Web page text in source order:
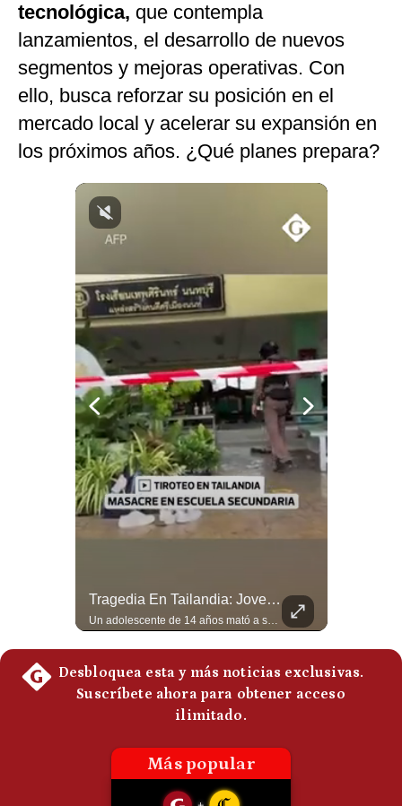
Podcast
Videos
Fotogalerías
Condiciones
Privacidad
Preguntas
Frecuentes
tecnológica, que contempla
lanzamientos, el desarrollo de nuevos
segmentos y mejoras operativas. Con
ello, busca reforzar su posición en el
mercado local y acelerar su expansión en
los próximos años. ¿Qué planes prepara?
Tragedia En Tailandia: Joven De 14 Años Ataca A Su Familia Y Colegio | Gestión Mundo
Un adolescente de 14 años mató a sus abuelos y luego atacó su colegio de secundaria en Tailandia, dejando cinco fallecidos adicionales y más de 30 heridos antes de quitarse la vida. Según las autoridades y el primer ministro Anutin Charnvirakul, el hecho habría sido motivado por estrés académico extremo. El suceso reabre el debate sobre la alta posesión de armas de fuego en el país asiático. #Tailandia #Noticias #UltimaHora #NoticiasInternacionales #Shorts 👉 Suscríbete y activa la campana para no perderte nuestro análisis diario. 🌎 Síguenos en nuestras redes sociales: 📌 Web oficial: https://gestion.pe/mundo/ 📌 LinkedIn: http://bit.ly/3HYIET0 📌 X (Twitter): http://bit.ly/4noZtX9 📌 TikTok: http://bit.ly/4evB6TO